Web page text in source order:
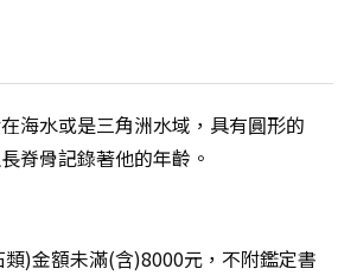
海水或是三角洲水域，具有圓形的
脊骨記錄著他的年齡。
)金額未滿(含)8000元，不附鑑定書